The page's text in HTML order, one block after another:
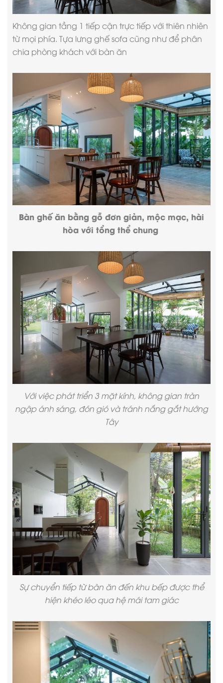
Không gian tầng 1 tiếp cận trực tiếp với thiên nhiên
từ mọi phía. Tựa lưng ghế sofa cũng như để phân
chia phòng khách với bàn ăn
Bàn ghế ăn bằng gỗ đơn giản, mộc mạc, hài
hòa với tổng thể chung
Với việc phát triển 3 mặt kính, không gian tràn
ngập ánh sáng, đón gió và tránh nắng gắt hướng
Tây
Sự chuyển tiếp từ bàn ăn đến khu bếp được thể
hiện khéo léo qua hệ mái tam giác